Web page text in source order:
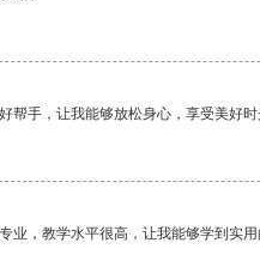
帮手，让我能够放松身心，享受美好时
业，教学水平很高，让我能够学到实用